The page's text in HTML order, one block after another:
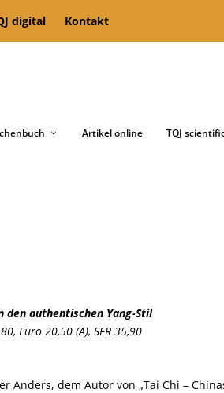
digital Kontakt
Artikel online TQJ
den authentischen Yang-Stil
Euro 20,50 (A), SFR 35,90
Anders, dem Autor von „Tai Chi –